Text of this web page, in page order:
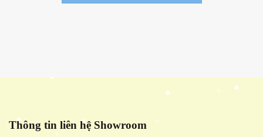
Thông tin liên hệ Showroom